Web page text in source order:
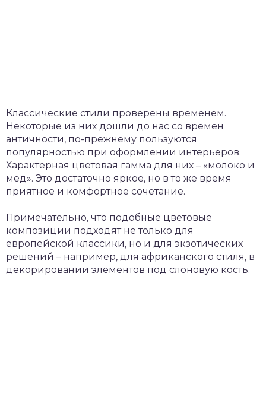
Классические стили проверены временем.
Некоторые из них дошли до нас со времен
античности, по-прежнему пользуются
популярностью при оформлении интерьеров.
Характерная цветовая гамма для них – «молоко и
мед». Это достаточно яркое, но в то же время
приятное и комфортное сочетание.
Примечательно, что подобные цветовые
композиции подходят не только для
европейской классики, но и для экзотических
решений – например, для африканского стиля, в
декорировании элементов под слоновую кость.